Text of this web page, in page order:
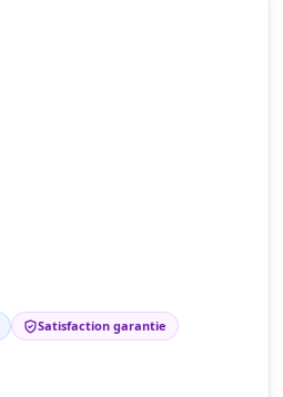
Satisfaction garantie